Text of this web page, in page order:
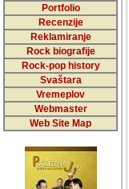
Portfolio
Recenzije
Reklamiranje
Rock biografije
Rock-pop history
Svaštara
Vremeplov
Webmaster
Web Site Map